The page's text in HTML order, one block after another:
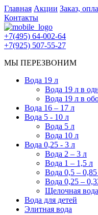
Главная Акции Заказ,
Контакты
+7(495) 64-002-64
+7(925) 507-55-27
МЫ ПЕРЕЗВОНИМ
Вода 19 л
Вода 19 л в
Вода 19 л в
Вода 16 – 17 л
Вода 5 - 10 л
Вода 5 л
Вода 10 л
Вода 0,25 - 3 л
Вода 2 – 3 л
Вода 1 – 1,5 л
Вода 0,5 –
Вода 0,25 –
Щелочная вода
Вода для детей
Элитная вода